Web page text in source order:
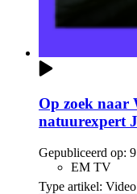
Op zoek naar
natuurexpert
Gepubliceerd op:
EM TV
Type artikel: Video